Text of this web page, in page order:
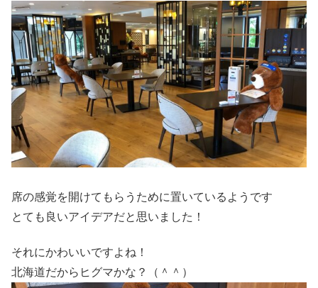
席の感覚を開けてもらうために置いているようです
とても良いアイデアだと思いました！
それにかわいいですよね！
北海道だからヒグマかな？（＾＾）